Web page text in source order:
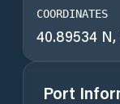
COORDINATES
40.89534
Port